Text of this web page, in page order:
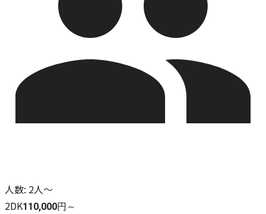
人数: 2人～
2DK110,000円～